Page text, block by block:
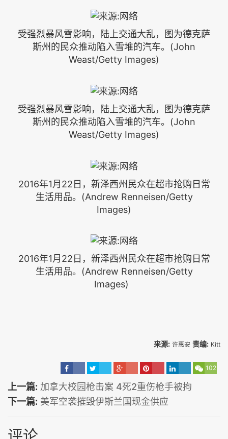
受强烈暴风雪影响，陆上交通大乱，图为德克萨
斯州的民众推动陷入雪堆的汽车。(John
Weast/Getty Images)
受强烈暴风雪影响，陆上交通大乱，图为德克萨
斯州的民众推动陷入雪堆的汽车。(John
Weast/Getty Images)
2016年1月22日，新泽西州民众在超市抢购日常
生活用品。(Andrew Renneisen/Getty
Images)
2016年1月22日，新泽西州民众在超市抢购日常
生活用品。(Andrew Renneisen/Getty
Images)
来源: 许惠安 责编: Kitt
102
上一篇: 加拿大校园枪击案 4死2重伤枪手被拘
下一篇: 美军空袭摧毁伊斯兰国现金供应